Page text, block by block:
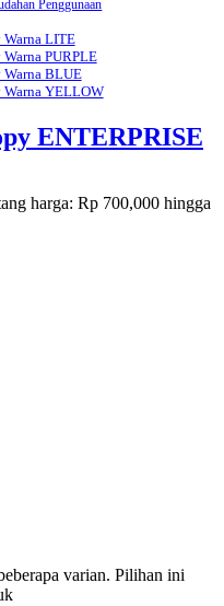
Penggunaan
Warna LITE
PURPLE
Warna BLUE
Warna YELLOW
ENTERPRISE
harga: Rp 700,000 hingga
varian. Pilihan ini